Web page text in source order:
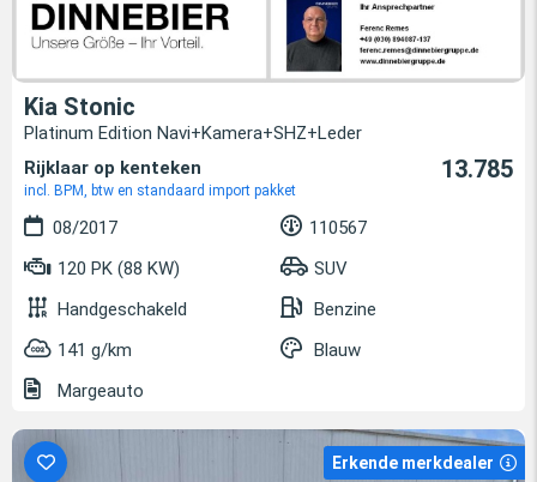
Kia Stonic
Platinum Edition Navi+Kamera+SHZ+Leder
Rijklaar op kenteken
incl. BPM, btw en standaard import pakket
13.785
08/2017
110567
120 PK (88 KW)
SUV
Handgeschakeld
Benzine
141 g/km
Blauw
Margeauto
Erkende merkdealer